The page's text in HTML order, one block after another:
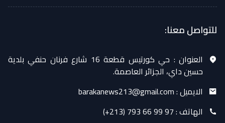
للتواصل معنا:
العنوان :
حي كورتيس قطعة 16 شارع فرنان حنفي بلدية
حسين داي، الجزائر العاصمة.
الايميل :barakanews213@gmail.com
الهاتف :(+213) 793 66 99 97